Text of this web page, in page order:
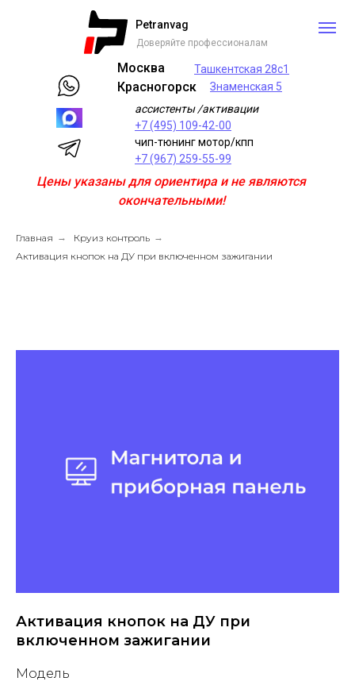
Ташкентская 28с1
Знаменская 5
ассистенты /активации
+7 (495) 109-42-00
чип-тюнинг мотор/кпп
+7 (967) 259-55-99
Москва
Красногорск
Petranvag
Доверяйте профессионалам
Цены указаны для ориентира и не являются
окончательными!
Главная → Круиз контроль →
Активация кнопок на ДУ при включенном зажигании
Активация кнопок на ДУ при
включенном зажигании
Модель